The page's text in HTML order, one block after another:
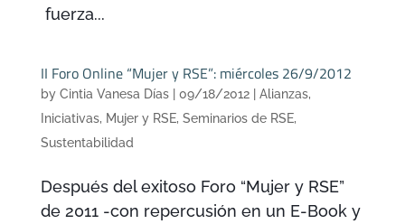
fuerza...
II Foro Online “Mujer y RSE”: miércoles 26/9/2012
by Cintia Vanesa Días| 09/18/2012| Alianzas,
Iniciativas, Mujer y RSE, Seminarios de RSE,
Sustentabilidad
Después del exitoso Foro “Mujer y RSE”
de 2011 -con repercusión en un E-Book y